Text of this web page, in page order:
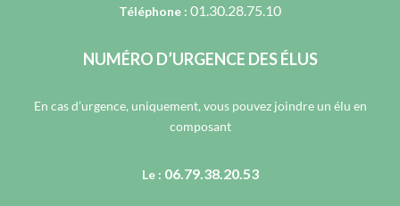
Téléphone : 01.30.28.75.10
NUMÉRO D’URGENCE DES ÉLUS
En cas d’urgence, uniquement, vous pouvez joindre un élu en
composant
Le : 06.79.38.20.53